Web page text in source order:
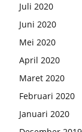
Juli 2020
Juni 2020
Mei 2020
April 2020
Maret 2020
Februari 2020
Januari 2020